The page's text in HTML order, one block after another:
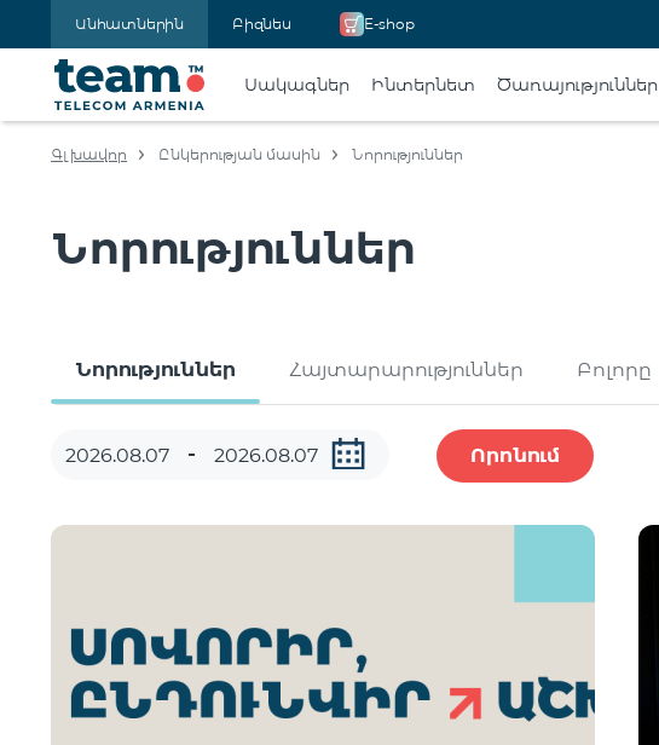
Անհատներին Բիզնես E-shop
Սակագներ Ինտերնետ Ծառայություններ
Գլխավոր Ընկերության մասին Նորություններ
Նորություններ
Նորություններ Հայտարարություններ Բոլորը
Որոնում